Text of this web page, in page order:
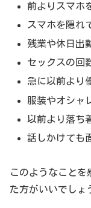
前よりスマホ
スマホを隠れ
残業や休日出
セックスの回
急に以前より
服装やオシャ
以前より落ち
話しかけても
このようなことを
た方がいいでしょ